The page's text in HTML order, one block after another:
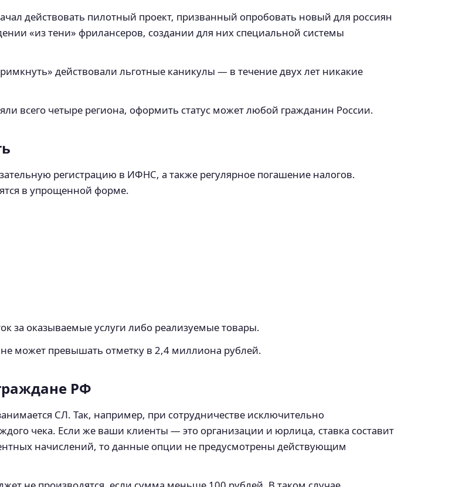
действовать пилотный проект, призванный опробовать новый для россиян
«из тени» фрилансеров, создании для них специальной системы
действовали льготные каникулы — в течение двух лет никакие
всего четыре региона, оформить статус может любой гражданин России.
регистрацию в ИФНС, а также регулярное погашение налогов.
в упрощенной форме.
за оказываемые услуги либо реализуемые товары.
может превышать отметку в 2,4 миллиона рублей.
РФ
СЛ. Так, например, при сотрудничестве исключительно
чека. Если же ваши клиенты — это организации и юрлица, ставка составит
начислений, то данные опции не предусмотрены действующим